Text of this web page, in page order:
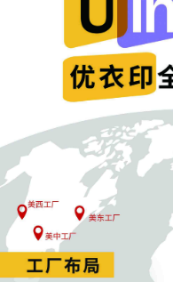
在内容营销与KOL合作
业：客观批评受法律保
是卖家还是内容创作者
的底线。对于长期受困
场诉讼不论结果如何，
号角。